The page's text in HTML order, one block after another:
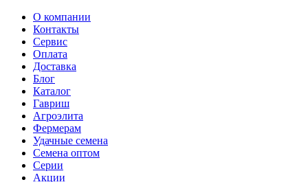
О компании
Контакты
Сервис
Оплата
Доставка
Блог
Каталог
Гавриш
Агроэлита
Фермерам
Удачные семена
Семена оптом
Серии
Акции